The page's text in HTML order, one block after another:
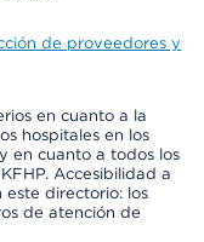
de proveedores y
en cuanto a la
hospitales en los
en cuanto a todos los
Accesibilidad a
este directorio: los
de atención de